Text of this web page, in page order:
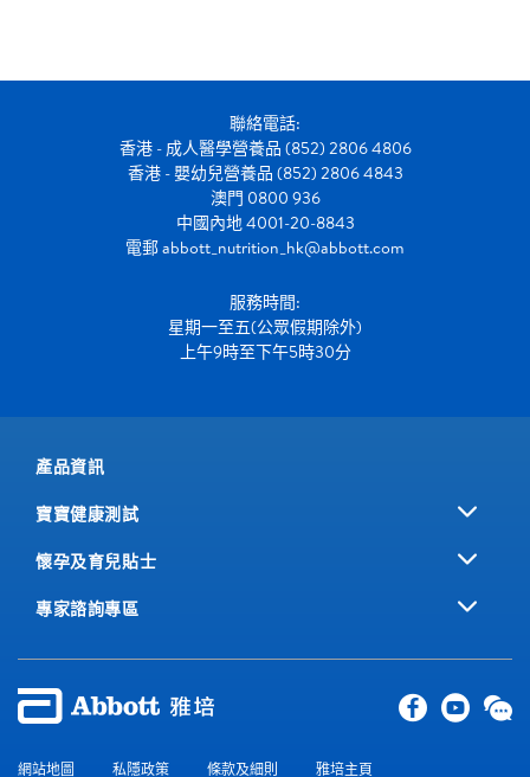
聯絡電話:
香港 - 成人醫學營養品 (852) 2806 4806
香港 - 嬰幼兒營養品 (852) 2806 4843
澳門 0800 936
中國內地 4001-20-8843
電郵abbott_nutrition_hk@abbott.com
服務時間:
星期一至五(公眾假期除外)
上午9時至下午5時30分
產品資訊
寶寶健康測試
懷孕及育兒貼士
專家諮詢專區
網站地圖 私隱政策 條款及細則 雅培主頁